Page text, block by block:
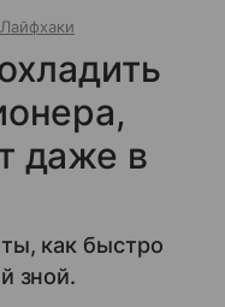
Лайфхаки
даже в
как быстро
зной.